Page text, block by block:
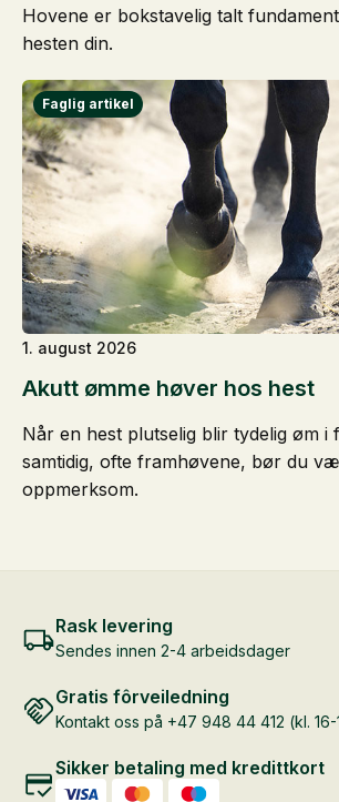
Hovene er bokstavelig talt
hesten din.
Akutt ømme høver hos hest
1. august 2026
Når en hest plutselig blir tydelig øm i
samtidig, ofte framhøvene, bør du
oppmerksom.
Rask levering
Sendes innen 2-4 arbeidsdager
Gratis fôrveiledning
Kontakt oss på +47 948 44 412 (kl. 16-
Sikker betaling med kredittkort